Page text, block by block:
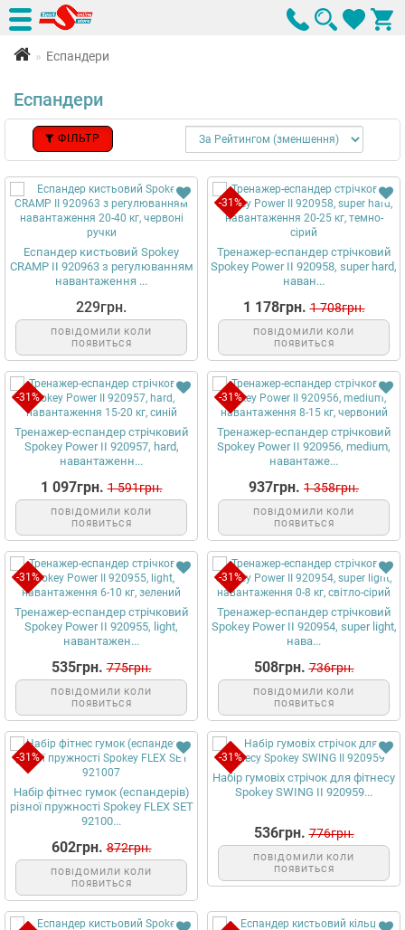
Еспандери
Еспандери
ФІЛЬТР
Еспандер кистьовий Spokey
CRAMP II 920963 з регулюванням
навантаження ...
229грн.
ПОВІДОМИЛИ КОЛИ
ПОЯВИТЬСЯ
-31%
Тренажер-еспандер стрічковий
Spokey Power II 920958, super hard,
наван...
1 178грн. 1 708грн.
ПОВІДОМИЛИ КОЛИ
ПОЯВИТЬСЯ
-31%
Тренажер-еспандер стрічковий
Spokey Power II 920957, hard,
навантаженн...
1 097грн. 1 591грн.
ПОВІДОМИЛИ КОЛИ
ПОЯВИТЬСЯ
-31%
Тренажер-еспандер стрічковий
Spokey Power II 920956, medium,
навантаже...
937грн. 1 358грн.
ПОВІДОМИЛИ КОЛИ
ПОЯВИТЬСЯ
-31%
Тренажер-еспандер стрічковий
Spokey Power II 920955, light,
навантажен...
535грн. 775грн.
ПОВІДОМИЛИ КОЛИ
ПОЯВИТЬСЯ
-31%
Тренажер-еспандер стрічковий
Spokey Power II 920954, super light,
нава...
508грн. 736грн.
ПОВІДОМИЛИ КОЛИ
ПОЯВИТЬСЯ
-31%
Набір фітнес гумок (еспандерів)
різної пружності Spokey FLEX SET
92100...
602грн. 872грн.
ПОВІДОМИЛИ КОЛИ
ПОЯВИТЬСЯ
-31%
Набір гумовіх стрічок для фітнесу
Spokey SWING II 920959...
536грн. 776грн.
ПОВІДОМИЛИ КОЛИ
ПОЯВИТЬСЯ